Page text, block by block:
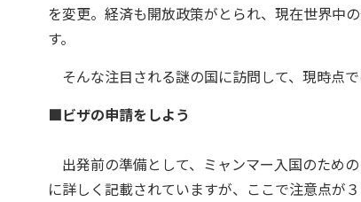
を変更。経済も開放政策がとられ、現在世界中
す。
そんな注目される謎の国に訪問して、現時点
■ビザの申請をしよう
出発前の準備として、ミャンマー入国のため
に詳しく記載されていますが、ここで注意点が３